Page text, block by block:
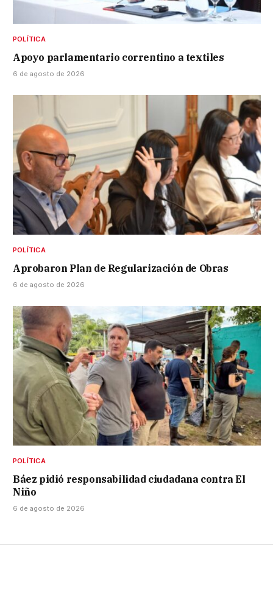
POLÍTICA
Apoyo parlamentario correntino a textiles
6 de agosto de 2026
POLÍTICA
Aprobaron Plan de Regularización de Obras
6 de agosto de 2026
POLÍTICA
Báez pidió responsabilidad ciudadana contra El
Niño
6 de agosto de 2026